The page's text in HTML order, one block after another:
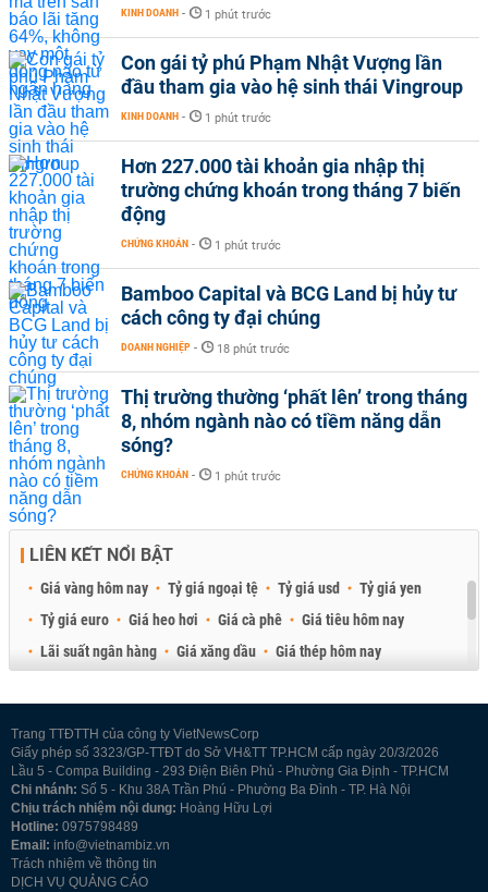
KINH DOANH - 1 phút trước
Con gái tỷ phú Phạm Nhật Vượng lần
đầu tham gia vào hệ sinh thái Vingroup
KINH DOANH - 1 phút trước
Hơn 227.000 tài khoản gia nhập thị
trường chứng khoán trong tháng 7 biến
động
CHỨNG KHOÁN - 1 phút trước
Bamboo Capital và BCG Land bị hủy tư
cách công ty đại chúng
DOANH NGHIỆP - 18 phút trước
Thị trường thường ‘phất lên’ trong tháng
8, nhóm ngành nào có tiềm năng dẫn
sóng?
CHỨNG KHOÁN - 1 phút trước
LIÊN KẾT NỔI BẬT
Giá vàng hôm nay Tỷ giá ngoại tệ Tỷ giá usd
Tỷ giá yen
Tỷ giá euro
Giá heo hơi Giá cà phê
Giá tiêu hôm nay
Lãi suất ngân hàng
Giá xăng dầu
Giá thép hôm nay
Trang TTĐTTH của công ty VietNewsCorp
Giấy phép số 3323/GP-TTĐT do Sở VH&TT TP.HCM cấp ngày 20/3/2026
Lầu 5 - Compa Building - 293 Điện Biên Phủ - Phường Gia Định - TP.HCM
Chi nhánh: Số 5 - Khu 38A Trần Phú - Phường Ba Đình - TP. Hà Nội
Chịu trách nhiệm nội dung: Hoàng Hữu Lợi
Hotline: 0975798489
Email: info@vietnambiz.vn
Trách nhiệm về thông tin
DỊCH VỤ QUẢNG CÁO